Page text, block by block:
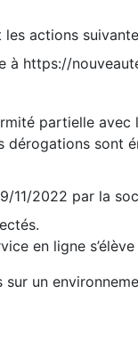
actions
à https://
partielle avec
sont
11/2022 par la
en ligne
un